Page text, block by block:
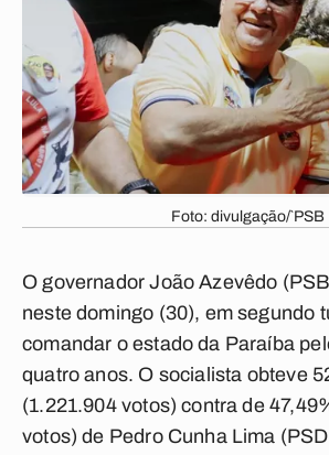
Foto: divulgação/`PSB
O governador João Azevêdo
neste domingo (30), em segundo
comandar o estado da Paraíba
quatro anos. O socialista obteve
(1.221.904 votos) contra de
votos) de Pedro Cunha Lima